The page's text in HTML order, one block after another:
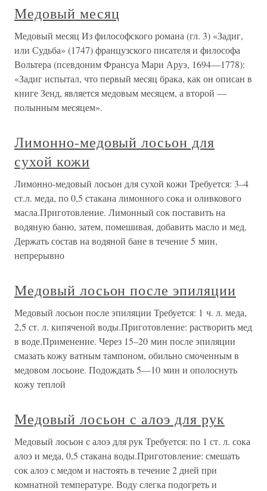
Медовый месяц
Медовый месяц Из философского романа (гл. 3) «Задиг,
или Судьба» (1747) французского писателя и философа
Вольтера (псевдоним Франсуа Мари Аруэ, 1694—1778):
«Задиг испытал, что первый месяц брака, как он описан в
книге Зенд, является медовым месяцем, а второй —
полынным месяцем».
Лимонно-медовый лосьон для
сухой кожи
Лимонно-медовый лосьон для сухой кожи Требуется: 3–4
ст.л. меда, по 0,5 стакана лимонного сока и оливкового
масла.Приготовление. Лимонный сок поставить на
водяную баню, затем, помешивая, добавить масло и мед.
Держать состав на водяной бане в течение 5 мин,
непрерывно
Медовый лосьон после эпиляции
Медовый лосьон после эпиляции Требуется: 1 ч. л. меда,
2,5 ст. л. кипяченой воды.Приготовление: растворить мед
в воде.Применение. Через 15–20 мин после эпиляции
смазать кожу ватным тампоном, обильно смоченным в
медовом лосьоне. Подождать 5—10 мин и ополоснуть
кожу теплой
Медовый лосьон с алоэ для рук
Медовый лосьон с алоэ для рук Требуется: по 1 ст. л. сока
алоэ и меда, 0,5 стакана воды.Приготовление: смешать
сок алоэ с медом и настоять в течение 2 дней при
комнатной температуре. Воду слегка подогреть и